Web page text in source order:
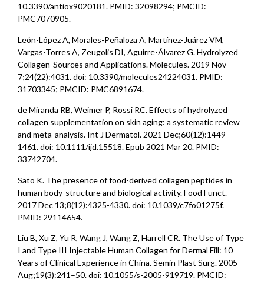
10.3390/antiox9020181. PMID: 32098294; PMCID:
PMC7070905.
León-López A, Morales-Peñaloza A, Martínez-Juárez VM,
Vargas-Torres A, Zeugolis DI, Aguirre-Álvarez G. Hydrolyzed
Collagen-Sources and Applications. Molecules. 2019 Nov
7;24(22):4031. doi: 10.3390/molecules24224031. PMID:
31703345; PMCID: PMC6891674.
de Miranda RB, Weimer P, Rossi RC. Effects of hydrolyzed
collagen supplementation on skin aging: a systematic review
and meta-analysis. Int J Dermatol. 2021 Dec;60(12):1449-
1461. doi: 10.1111/ijd.15518. Epub 2021 Mar 20. PMID:
33742704.
Sato K. The presence of food-derived collagen peptides in
human body-structure and biological activity. Food Funct.
2017 Dec 13;8(12):4325-4330. doi: 10.1039/c7fo01275f.
PMID: 29114654.
Liu B, Xu Z, Yu R, Wang J, Wang Z, Harrell CR. The Use of Type
I and Type III Injectable Human Collagen for Dermal Fill: 10
Years of Clinical Experience in China. Semin Plast Surg. 2005
Aug;19(3):241–50. doi: 10.1055/s-2005-919719. PMCID: